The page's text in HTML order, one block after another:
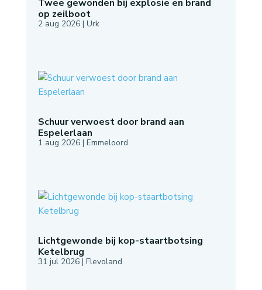
Twee gewonden bij explosie en brand
op zeilboot
2 aug 2026| Urk
Schuur verwoest door brand aan
Espelerlaan
1 aug 2026| Emmeloord
Lichtgewonde bij kop-staartbotsing
Ketelbrug
31 jul 2026| Flevoland